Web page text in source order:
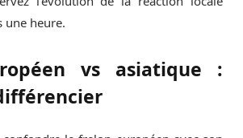
une heure.
vs asiatique :